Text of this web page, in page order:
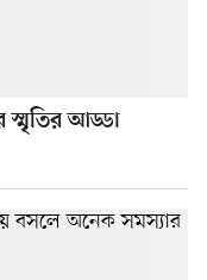
স্মৃতির আড্ডা